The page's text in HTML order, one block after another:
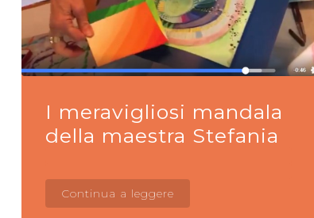
I meravigliosi mandala
della maestra Stefania
Continua a leggere